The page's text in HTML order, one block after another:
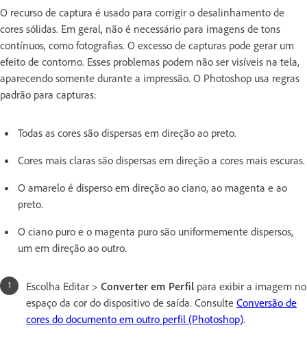
O recurso de captura é usado para corrigir o desalinhamento de
cores sólidas. Em geral, não é necessário para imagens de tons
contínuos, como fotografias. O excesso de capturas pode gerar um
efeito de contorno. Esses problemas podem não ser visíveis na tela,
aparecendo somente durante a impressão. O Photoshop usa regras
padrão para capturas:
Todas as cores são dispersas em direção ao preto.
Cores mais claras são dispersas em direção a cores mais escuras.
O amarelo é disperso em direção ao ciano, ao magenta e ao
preto.
O ciano puro e o magenta puro são uniformemente dispersos,
um em direção ao outro.
Escolha Editar > Converter em Perfil para exibir a imagem no
espaço da cor do dispositivo de saída. Consulte Conversão de
cores do documento em outro perfil (Photoshop).